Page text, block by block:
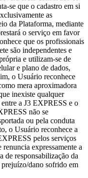
se que o cadastro em si
as
da Plataforma, mediante
o serviço em favor
que os profissionais
são independentes e
e utilizam-se de
e plano de dados,
o Usuário reconhece
mera aproximadora
inexiste qualquer
a J3 EXPRESS e o
não se
ou pela conduta
o Usuário reconhece a
pelos serviços
expressamente a
de responsabilização da
dano sofrido em